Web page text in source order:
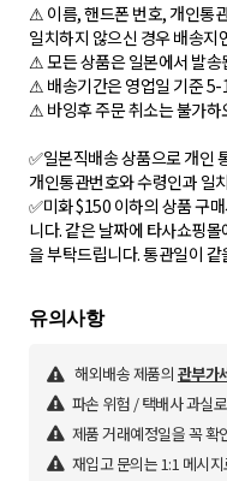
⚠ 이름, 핸드폰 번호, 개인통
일치하지 않으신 경우 배송지
⚠ 모든 상품은 일본에서 발송
⚠ 배송기간은 영업일 기준 5-
⚠ 바잉후 주문 취소는 불가하
✅일본직배송 상품으로 개인
개인통관번호와 수령인과 일
✅미화 $150 이하의 상품 구
니다. 같은 날짜에 타사쇼핑
을 부탁드립니다. 통관일이
유의사항
해외배송 제품의 관부가
파손 위험 / 택배사 과실
제품 거래예정일을 꼭 확
재입고 문의는 1:1 메시